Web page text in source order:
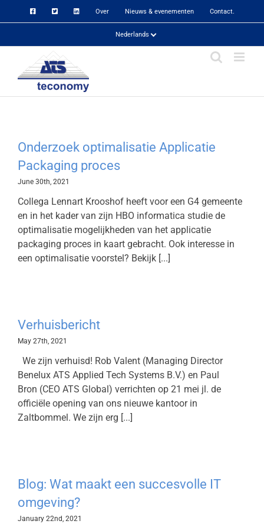
to
Over Nieuws & evenementen Contact.
Nederlands
Onderzoek optimalisatie Applicatie
Packaging proces
June 30th, 2021
Collega Lennart Krooshof heeft voor een G4 gemeente
en in het kader van zijn HBO informatica studie de
optimalisatie mogelijkheden van het applicatie
packaging proces in kaart gebracht. Ook interesse in
een optimalisatie voorstel? Bekijk [...]
Verhuisbericht
May 27th, 2021
We zijn verhuisd! Rob Valent (Managing Director
Benelux ATS Applied Tech Systems B.V.) en Paul
Bron (CEO ATS Global) verrichten op 21 mei jl. de
officiële opening van ons nieuwe kantoor in
Zaltbommel. We zijn erg [...]
Blog: Wat maakt een succesvolle IT
omgeving?
January 22nd, 2021